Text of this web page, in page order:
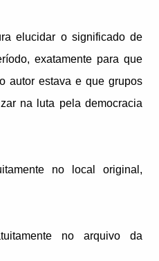
elucidar o significado de
exatamente para que
autor estava e que grupos
na luta pela democracia
no local original,
no arquivo da